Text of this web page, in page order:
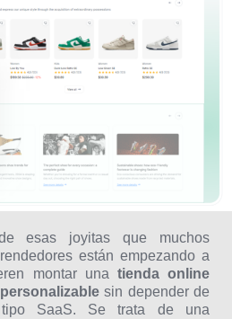
esas joyitas que muchos
están empezando a
montar una tienda online
sin depender de
tipo SaaS. Se trata de una